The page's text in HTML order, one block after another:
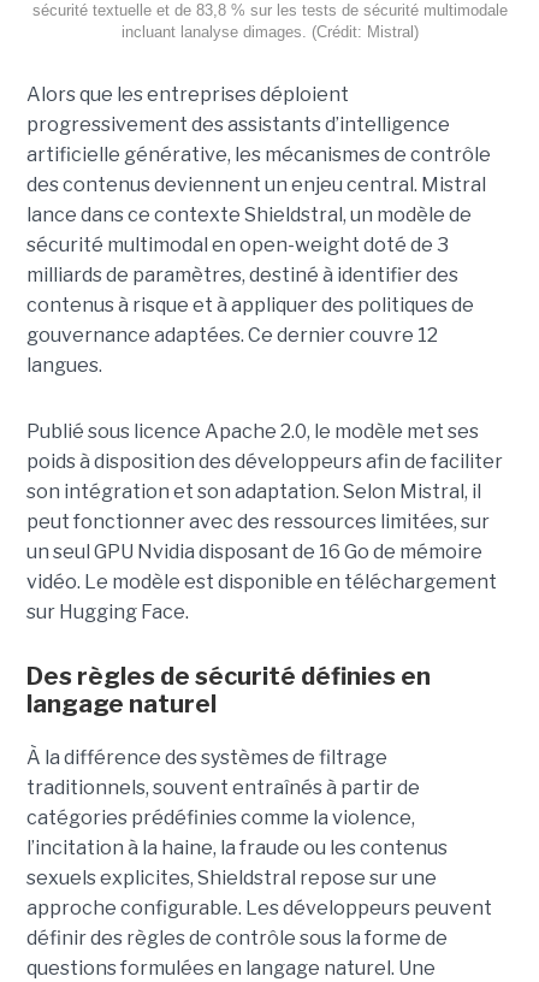
sécurité textuelle et de 83,8 % sur les tests de sécurité multimodale
incluant lanalyse dimages. (Crédit: Mistral)
Alors que les entreprises déploient
progressivement des assistants d’intelligence
artificielle générative, les mécanismes de contrôle
des contenus deviennent un enjeu central. Mistral
lance dans ce contexte Shieldstral, un modèle de
sécurité multimodal en open-weight doté de 3
milliards de paramètres, destiné à identifier des
contenus à risque et à appliquer des politiques de
gouvernance adaptées. Ce derniercouvre 12
langues.
Publié sous licence Apache 2.0, le modèle met ses
poids à disposition des développeurs afin de faciliter
son intégration et son adaptation. Selon Mistral, il
peut fonctionner avec des ressources limitées, sur
un seul GPU Nvidia disposant de 16 Go de mémoire
vidéo. Le modèle est disponible en téléchargement
sur Hugging Face.
Des règles de sécurité définies en
langage naturel
À la différence des systèmes de filtrage
traditionnels, souvent entraînés à partir de
catégories prédéfinies comme la violence,
l’incitation à la haine, la fraude ou les contenus
sexuels explicites, Shieldstral repose sur une
approche configurable. Les développeurs peuvent
définir des règles de contrôle sous la forme de
questions formulées en langage naturel. Une